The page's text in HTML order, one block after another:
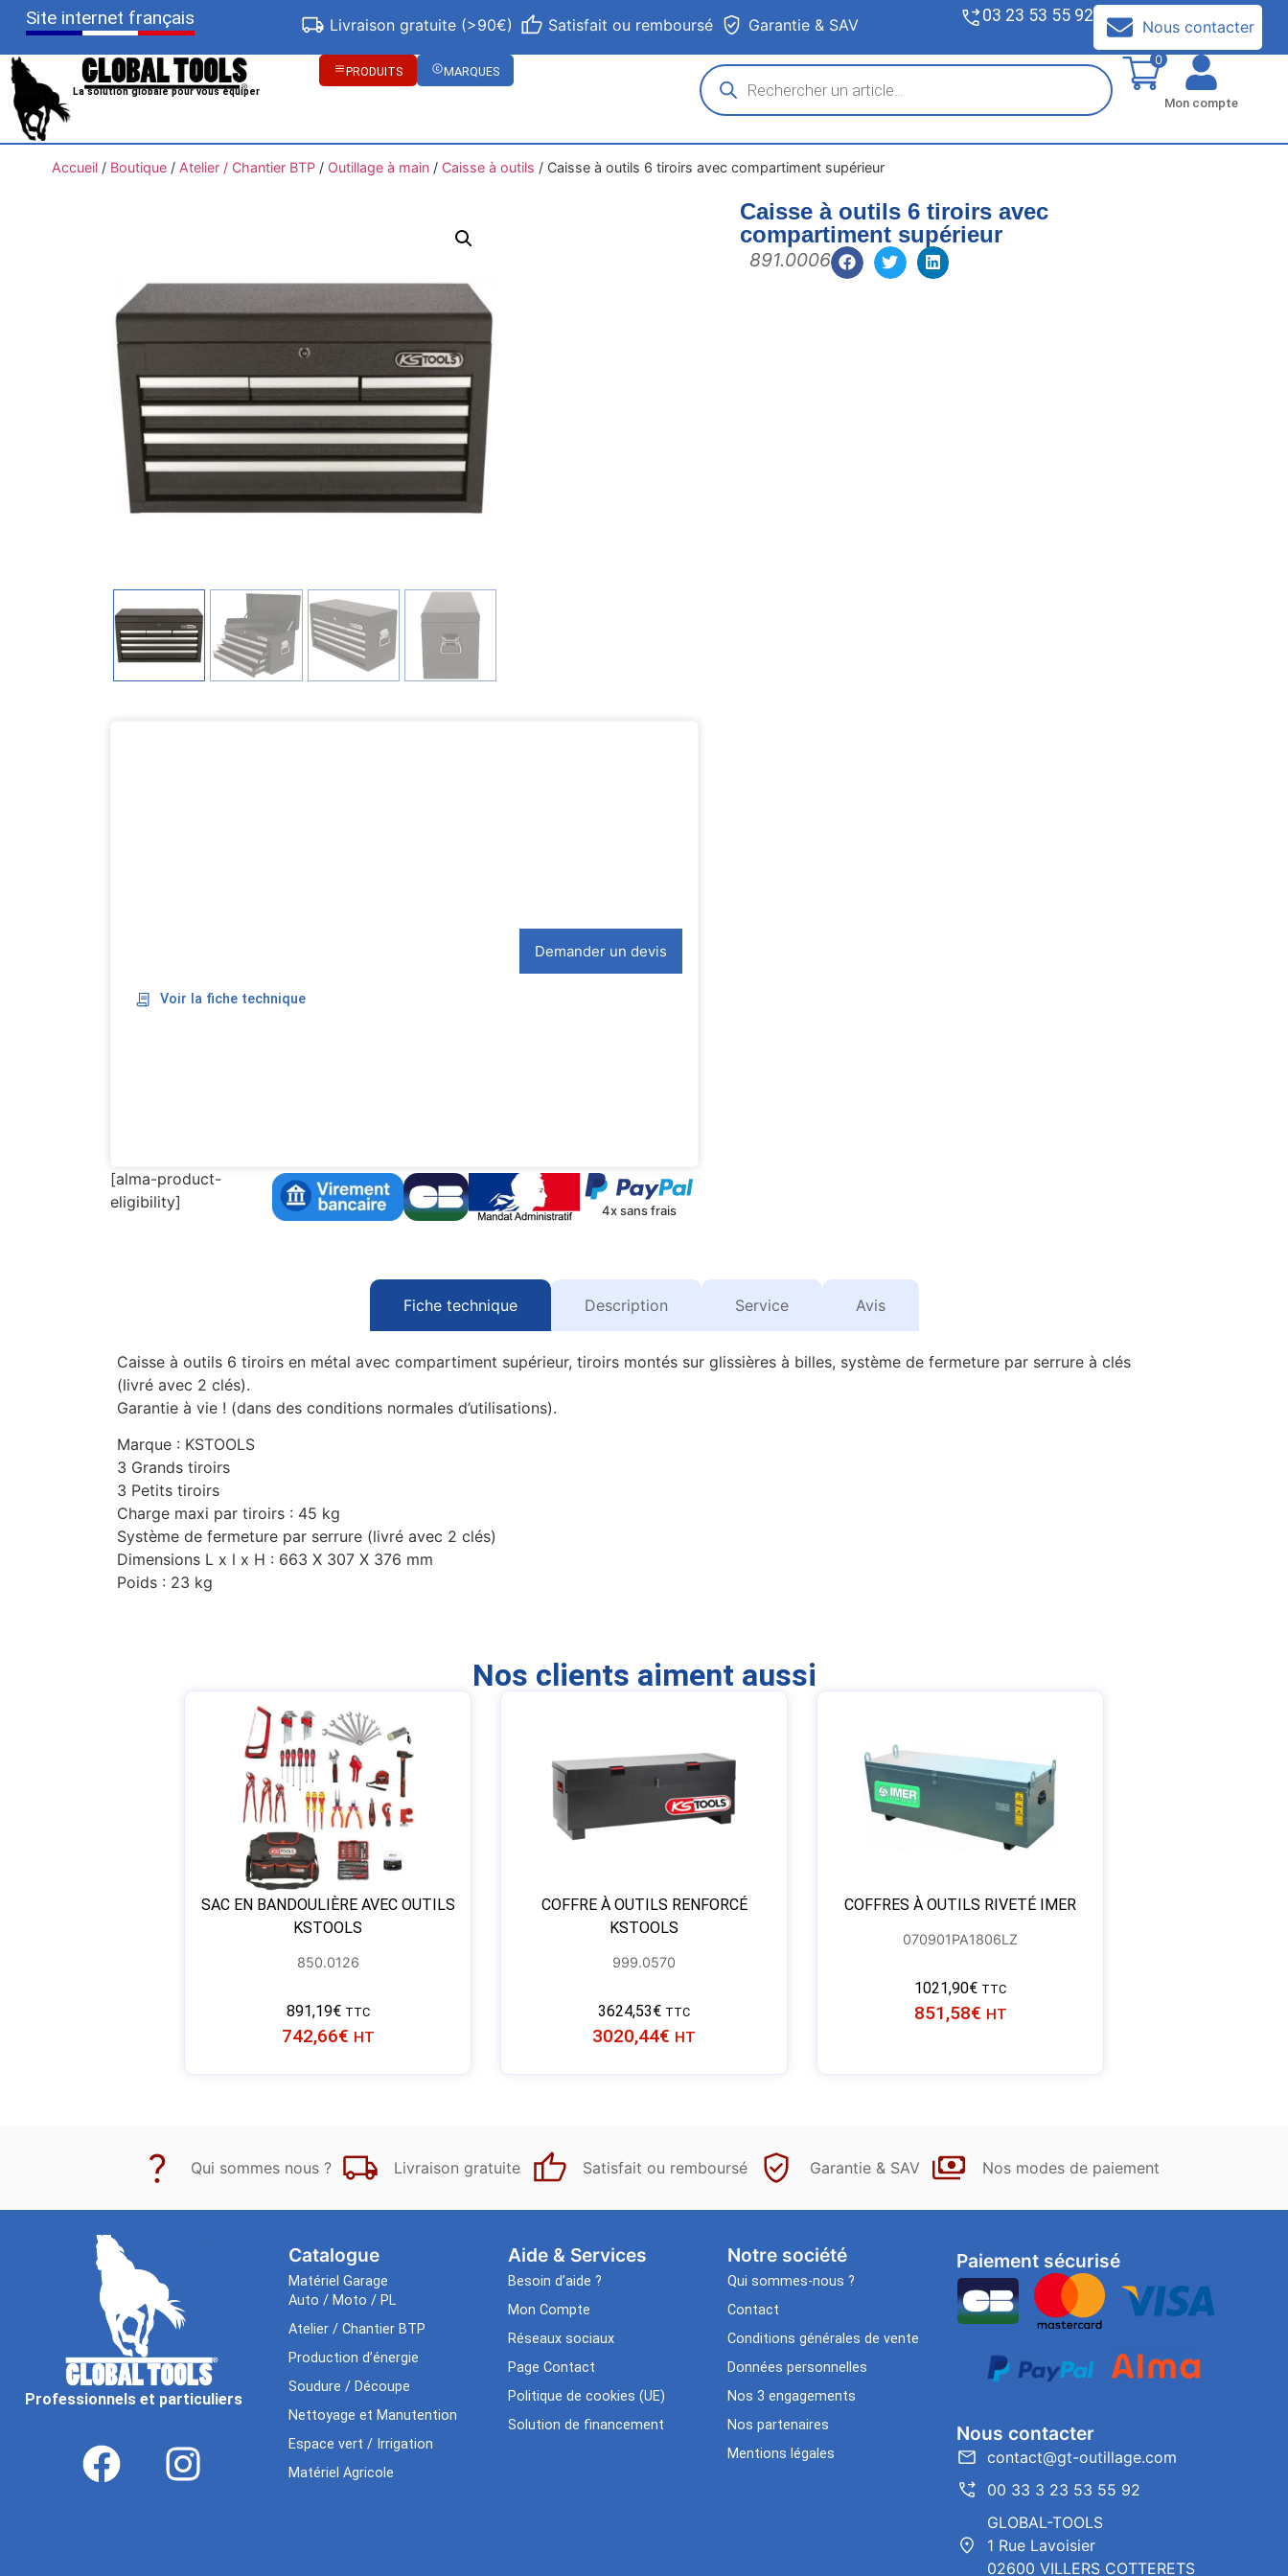
Site internet français Livraison gratuite (>90€) Satisfait ou remboursé Garantie & SAV 03 23 53 55 92
Nous contacter
La solution globale pour vous équiper
PRODUITS MARQUES
0
Mon compte
Accueil/ Boutique/ Atelier / Chantier BTP/ Outillage à main/ Caisse à outils / Caisse à outils 6 tiroirs avec compartiment supérieur
Caisse à outils 6 tiroirs avec
compartiment supérieur
891.0006
Demander un devis
Voir la fiche technique
[alma-product-
eligibility]
4x sans frais
Fiche technique Description Service Avis
Caisse à outils 6 tiroirs en métal avec compartiment supérieur, tiroirs montés sur glissières à billes, système de fermeture par serrure à clés
(livré avec 2 clés).
Garantie à vie ! (dans des conditions normales d’utilisations).
Marque : KSTOOLS
3 Grands tiroirs
3 Petits tiroirs
Charge maxi par tiroirs : 45 kg
Système de fermeture par serrure (livré avec 2 clés)
Dimensions L x l x H : 663 X 307 X 376 mm
Poids : 23 kg
Nos clients aiment aussi
SAC EN BANDOULIÈRE AVEC OUTILS
KSTOOLS
850.0126
891,19€ TTC
742,66€ HT
COFFRE À OUTILS RENFORCÉ
KSTOOLS
999.0570
3624,53€ TTC
3020,44€ HT
COFFRES À OUTILS RIVETÉ IMER
070901PA1806LZ
1021,90€ TTC
851,58€ HT
Qui sommes nous ? Livraison gratuite Satisfait ou remboursé Garantie & SAV Nos modes de paiement
Professionnels et particuliers
Catalogue
Matériel Garage
Auto / Moto / PL
Atelier / Chantier BTP
Production d’énergie
Soudure / Découpe
Nettoyage et Manutention
Espace vert / Irrigation
Matériel Agricole
Aide & Services​
Besoin d’aide ?
Mon Compte
Réseaux sociaux
Page Contact
Politique de cookies (UE)
Solution de financement
Notre société
Qui sommes-nous ?
Contact
Conditions générales de vente
Données personnelles
Nos 3 engagements
Nos partenaires
Mentions légales
Paiement sécurisé
Nous contacter
contact@gt-outillage.com
00 33 3 23 53 55 92
GLOBAL-TOOLS
1 Rue Lavoisier
02600 VILLERS COTTERETS